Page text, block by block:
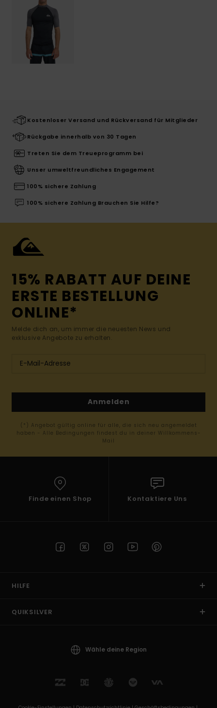
Kostenloser Versand und Rückversand für Mitglieder
Rückgabe innerhalb von 30 Tagen
Treten Sie dem Treueprogramm bei
Unser umweltfreundliches Engagement
100% sichere Zahlung
100% sichere Zahlung Brauchen Sie Hilfe?
15% RABATT AUF DEINE
ERSTE BESTELLUNG
ONLINE*
Melde dich an, um immer die neuesten News und
exklusive Angebote zu erhalten.
Anmelden
(*) Angebot gültig online für alle, die sich neu angemeldet
haben - Alle Bedingungen findest du in deiner Willkommens-
Mail
Finde einen Shop Kontaktiere Uns
HILFE
QUIKSILVER
Wähle deine Region